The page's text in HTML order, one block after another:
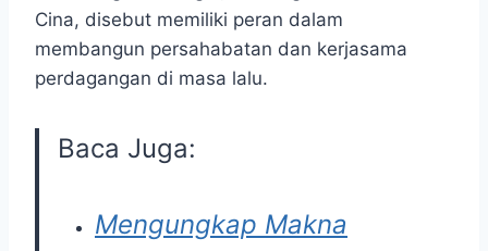
Cina, disebut memiliki peran dalam
membangun persahabatan dan kerjasama
perdagangan di masa lalu.
Baca Juga:
Mengungkap Makna